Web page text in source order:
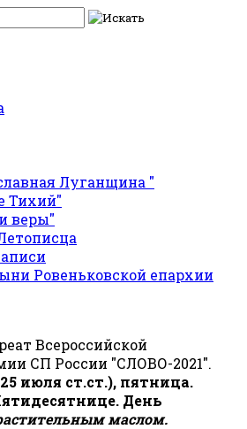
Луганщина "
Тихий"
веры"
Ровеньковской епархии
Всероссийской
СП России "СЛОВО-2021".
25 июля ст.ст.), пятница.
День
маслом.